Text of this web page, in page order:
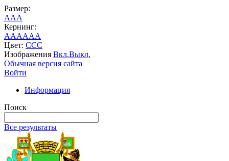
Размер:
AAA
Кернинг:
AAAAAA
Цвет: CCC
Изображения Вкл.Выкл.
Обычная версия сайта
Войти
Информация
Поиск
Все результаты